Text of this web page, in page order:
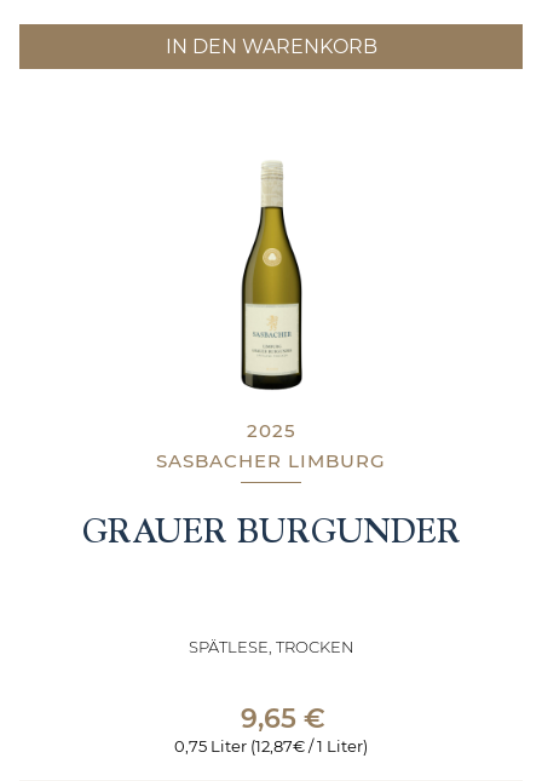
IN DEN WARENKORB
2025
SASBACHER LIMBURG
GRAUER BURGUNDER
SPÄTLESE, TROCKEN
9,65 €
0,75 Liter (12,87€ / 1 Liter)